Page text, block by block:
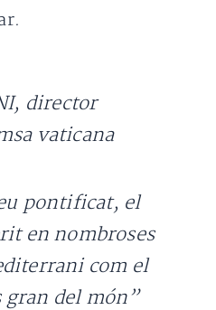
director
vaticana
pontificat, el
en nombroses
com el
del món”